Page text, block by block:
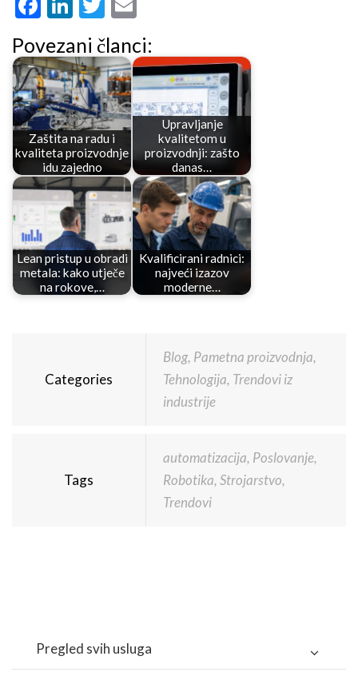
Povezani članci:
Zaštita na radu i
kvaliteta proizvodnje
idu zajedno
Upravljanje
kvalitetom u
proizvodnji: zašto
danas…
Lean pristup u obradi
metala: kako utječe
na rokove,…
Kvalificirani radnici:
najveći izazov
moderne…
Categories
Blog, Pametna proizvodnja,
Tehnologija, Trendovi iz
industrije
Tags
automatizacija, Poslovanje,
Robotika, Strojarstvo,
Trendovi
Pregled svih usluga